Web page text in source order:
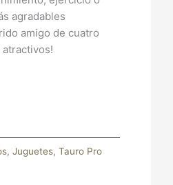
agradables
amigo de cuatro
, Juguetes, Tauro Pro